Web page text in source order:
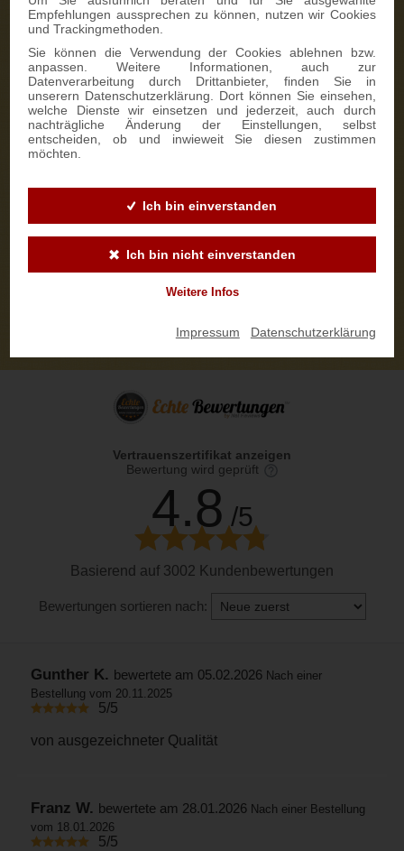
Empfehlungen aussprechen zu können, nutzen wir Cookies
und Trackingmethoden.
Sie können die Verwendung der Cookies ablehnen bzw.
anpassen. Weitere Informationen, auch zur
Datenverarbeitung durch Drittanbieter, finden Sie in
unserern Datenschutzerklärung. Dort können Sie einsehen,
welche Dienste wir einsetzen und jederzeit, auch durch
nachträgliche Änderung der Einstellungen, selbst
entscheiden, ob und inwieweit Sie diesen zustimmen
möchten.
Ich bin einverstanden
Ich bin nicht einverstanden
Weitere Infos
Impressum Datenschutzerklärung
Vertrauenszertifikat anzeigen
Bewertung wird geprüft
4.8 /5
Basierend auf 3002 Kundenbewertungen
Bewertungen sortieren nach:
Gunther K. bewertete am 05.02.2026 Nach einer
Bestellung vom 20.11.2025
5/5
von ausgezeichneter Qualität
Franz W. bewertete am 28.01.2026 Nach einer Bestellung
vom 18.01.2026
5/5